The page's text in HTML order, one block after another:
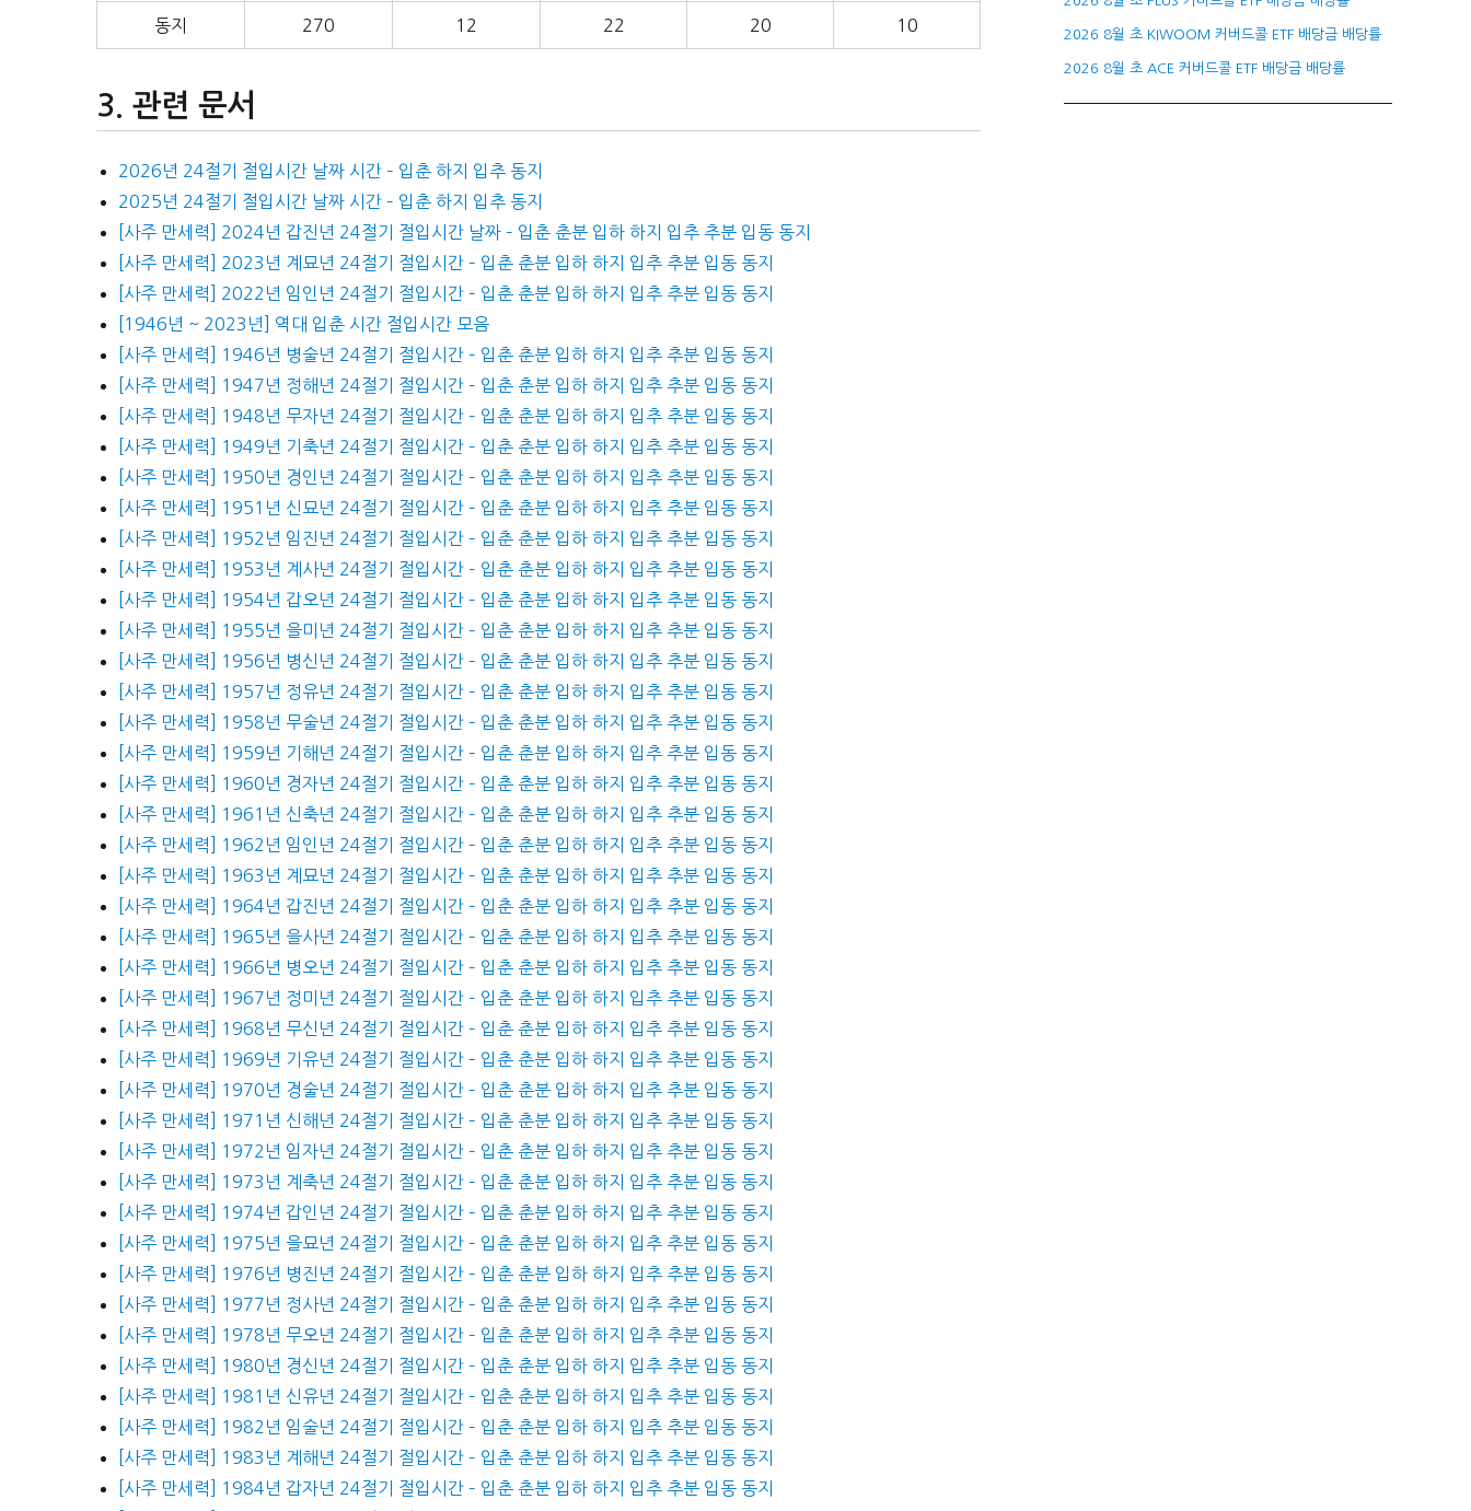
동지 270 12 22 20 10
관련 문서
2026년 24절기 절입시간 날짜 시간 – 입춘 하지 입추 동지
2025년 24절기 절입시간 날짜 시간 – 입춘 하지 입추 동지
[사주 만세력] 2024년 갑진년 24절기 절입시간 날짜 – 입춘 춘분 입하 하지 입추 추분 입동 동지
[사주 만세력] 2023년 계묘년 24절기 절입시간 – 입춘 춘분 입하 하지 입추 추분 입동 동지
[사주 만세력] 2022년 임인년 24절기 절입시간 – 입춘 춘분 입하 하지 입추 추분 입동 동지
[1946년 ~ 2023년] 역대 입춘 시간 절입시간 모음
[사주 만세력] 1946년 병술년 24절기 절입시간 – 입춘 춘분 입하 하지 입추 추분 입동 동지
[사주 만세력] 1947년 정해년 24절기 절입시간 – 입춘 춘분 입하 하지 입추 추분 입동 동지
[사주 만세력] 1948년 무자년 24절기 절입시간 – 입춘 춘분 입하 하지 입추 추분 입동 동지
[사주 만세력] 1949년 기축년 24절기 절입시간 – 입춘 춘분 입하 하지 입추 추분 입동 동지
[사주 만세력] 1950년 경인년 24절기 절입시간 – 입춘 춘분 입하 하지 입추 추분 입동 동지
[사주 만세력] 1951년 신묘년 24절기 절입시간 – 입춘 춘분 입하 하지 입추 추분 입동 동지
[사주 만세력] 1952년 임진년 24절기 절입시간 – 입춘 춘분 입하 하지 입추 추분 입동 동지
[사주 만세력] 1953년 계사년 24절기 절입시간 – 입춘 춘분 입하 하지 입추 추분 입동 동지
[사주 만세력] 1954년 갑오년 24절기 절입시간 – 입춘 춘분 입하 하지 입추 추분 입동 동지
[사주 만세력] 1955년 을미년 24절기 절입시간 – 입춘 춘분 입하 하지 입추 추분 입동 동지
[사주 만세력] 1956년 병신년 24절기 절입시간 – 입춘 춘분 입하 하지 입추 추분 입동 동지
[사주 만세력] 1957년 정유년 24절기 절입시간 – 입춘 춘분 입하 하지 입추 추분 입동 동지
[사주 만세력] 1958년 무술년 24절기 절입시간 – 입춘 춘분 입하 하지 입추 추분 입동 동지
[사주 만세력] 1959년 기해년 24절기 절입시간 – 입춘 춘분 입하 하지 입추 추분 입동 동지
[사주 만세력] 1960년 경자년 24절기 절입시간 – 입춘 춘분 입하 하지 입추 추분 입동 동지
[사주 만세력] 1961년 신축년 24절기 절입시간 – 입춘 춘분 입하 하지 입추 추분 입동 동지
[사주 만세력] 1962년 임인년 24절기 절입시간 – 입춘 춘분 입하 하지 입추 추분 입동 동지
[사주 만세력] 1963년 계묘년 24절기 절입시간 – 입춘 춘분 입하 하지 입추 추분 입동 동지
[사주 만세력] 1964년 갑진년 24절기 절입시간 – 입춘 춘분 입하 하지 입추 추분 입동 동지
[사주 만세력] 1965년 을사년 24절기 절입시간 – 입춘 춘분 입하 하지 입추 추분 입동 동지
[사주 만세력] 1966년 병오년 24절기 절입시간 – 입춘 춘분 입하 하지 입추 추분 입동 동지
[사주 만세력] 1967년 정미년 24절기 절입시간 – 입춘 춘분 입하 하지 입추 추분 입동 동지
[사주 만세력] 1968년 무신년 24절기 절입시간 – 입춘 춘분 입하 하지 입추 추분 입동 동지
[사주 만세력] 1969년 기유년 24절기 절입시간 – 입춘 춘분 입하 하지 입추 추분 입동 동지
[사주 만세력] 1970년 경술년 24절기 절입시간 – 입춘 춘분 입하 하지 입추 추분 입동 동지
[사주 만세력] 1971년 신해년 24절기 절입시간 – 입춘 춘분 입하 하지 입추 추분 입동 동지
[사주 만세력] 1972년 임자년 24절기 절입시간 – 입춘 춘분 입하 하지 입추 추분 입동 동지
[사주 만세력] 1973년 계축년 24절기 절입시간 – 입춘 춘분 입하 하지 입추 추분 입동 동지
[사주 만세력] 1974년 갑인년 24절기 절입시간 – 입춘 춘분 입하 하지 입추 추분 입동 동지
[사주 만세력] 1975년 을묘년 24절기 절입시간 – 입춘 춘분 입하 하지 입추 추분 입동 동지
[사주 만세력] 1976년 병진년 24절기 절입시간 – 입춘 춘분 입하 하지 입추 추분 입동 동지
[사주 만세력] 1977년 정사년 24절기 절입시간 – 입춘 춘분 입하 하지 입추 추분 입동 동지
[사주 만세력] 1978년 무오년 24절기 절입시간 – 입춘 춘분 입하 하지 입추 추분 입동 동지
[사주 만세력] 1980년 경신년 24절기 절입시간 – 입춘 춘분 입하 하지 입추 추분 입동 동지
[사주 만세력] 1981년 신유년 24절기 절입시간 – 입춘 춘분 입하 하지 입추 추분 입동 동지
[사주 만세력] 1982년 임술년 24절기 절입시간 – 입춘 춘분 입하 하지 입추 추분 입동 동지
[사주 만세력] 1983년 계해년 24절기 절입시간 – 입춘 춘분 입하 하지 입추 추분 입동 동지
[사주 만세력] 1984년 갑자년 24절기 절입시간 – 입춘 춘분 입하 하지 입추 추분 입동 동지
2026 8월 초 KIWOOM 커버드콜 ETF 배당금 배당률
2026 8월 초 ACE 커버드콜 ETF 배당금 배당률